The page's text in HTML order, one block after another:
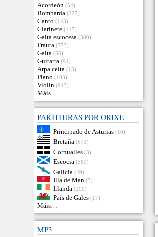
Acordeón (54)
Bombarda (227)
Canto (143)
Clarinete (117)
Gaita escocesa (500)
Frauta (773)
Gaita (56)
Guitarra (94)
Arpa celta (15)
Piano (103)
Violín (943)
Máis…
PARTITURAS POR ORIXE
Principado de Asturias (10)
Bretaña (673)
Cornualles (3)
Escocia (569)
Galicia (49)
Illa de Man (3)
Irlanda (290)
País de Gales (17)
Máis…
MP3